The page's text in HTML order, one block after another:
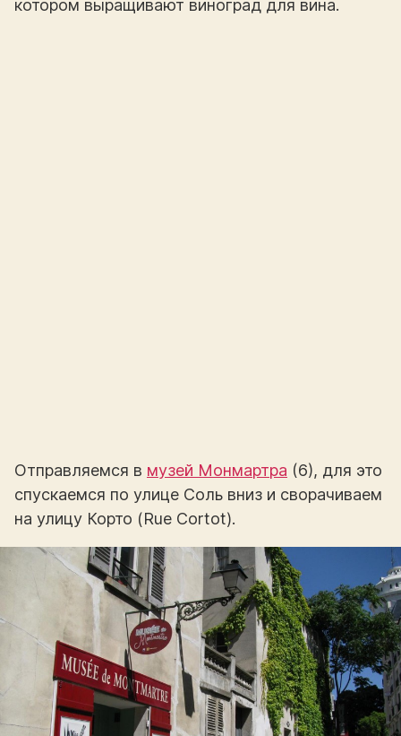
котором выращивают виноград для вина.
Отправляемся в музей Монмартра (6), для это
спускаемся по улице Соль вниз и сворачиваем
на улицу Корто (Rue Cortot).